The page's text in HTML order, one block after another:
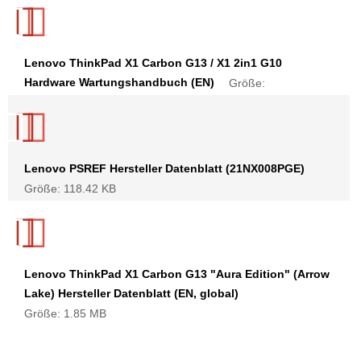
Lenovo ThinkPad X1 Carbon G13 / X1 2in1 G10
Hardware Wartungshandbuch (EN)
Größe:
Lenovo PSREF Hersteller Datenblatt (21NX008PGE)
Größe: 118.42 KB
Lenovo ThinkPad X1 Carbon G13 "Aura Edition" (Arrow
Lake) Hersteller Datenblatt (EN, global)
Größe: 1.85 MB